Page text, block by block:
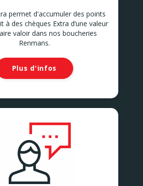
263
360 B
permet d'accumuler des points
à des chèques Extra d’une valeur
valoir dans nos boucheries
Renmans.
Plus d'infos